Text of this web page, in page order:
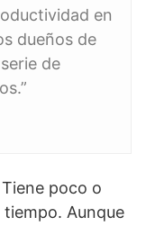
en
dueños de
de
poco o
Aunque